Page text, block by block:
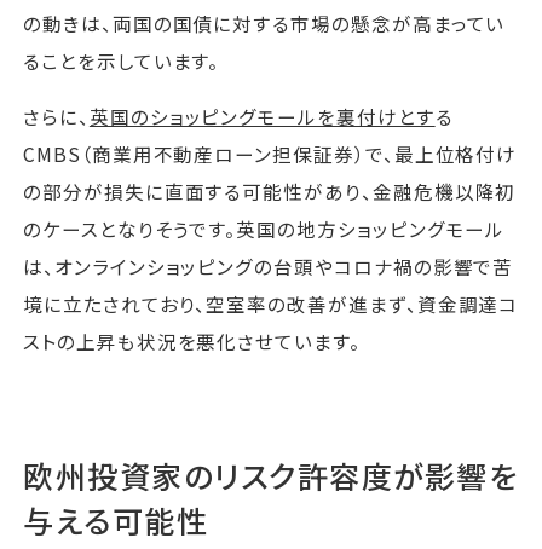
の動きは、両国の国債に対する市場の懸念が高まってい
ることを示しています。
さらに、 英国のショッピングモールを裏付けとする
CMBS（商業用不動産ローン担保証券）で、最上位格付け
の部分が損失に直面する可能性があり、金融危機以降初
のケースとなりそうです。英国の地方ショッピングモール
は、オンラインショッピングの台頭やコロナ禍の影響で苦
境に立たされており、空室率の改善が進まず、資金調達コ
ストの上昇も状況を悪化させています。
欧州投資家のリスク許容度が影響を
与える可能性